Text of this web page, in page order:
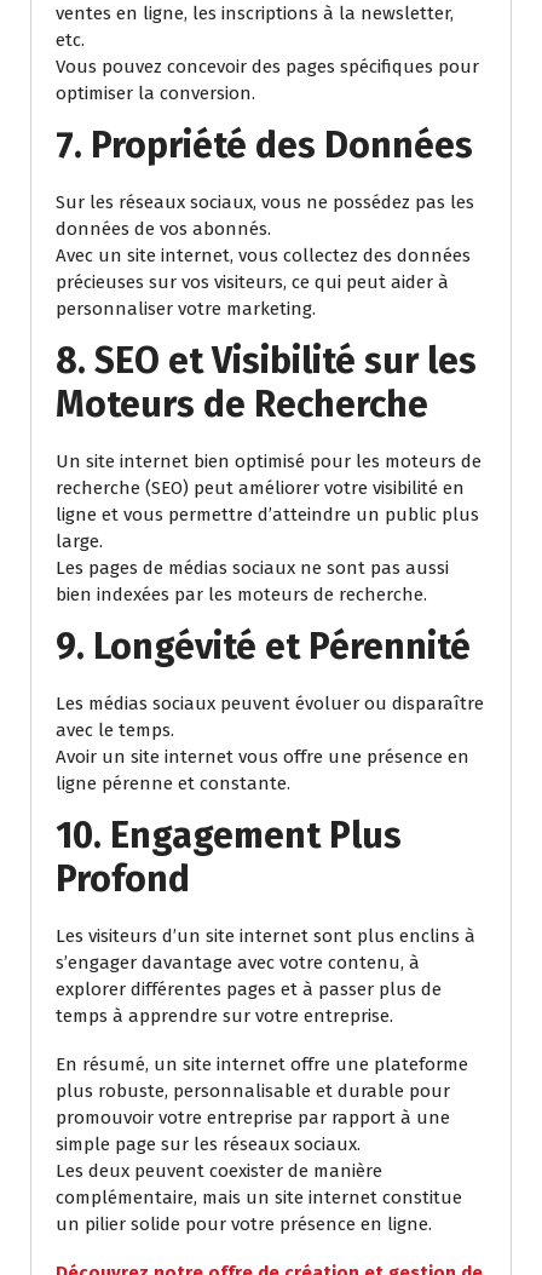
ventes en ligne, les inscriptions à la newsletter,
etc.
Vous pouvez concevoir des pages spécifiques pour
optimiser la conversion.
7. Propriété des Données
Sur les réseaux sociaux, vous ne possédez pas les
données de vos abonnés.
Avec un site internet, vous collectez des données
précieuses sur vos visiteurs, ce qui peut aider à
personnaliser votre marketing.
8. SEO et Visibilité sur les
Moteurs de Recherche
Un site internet bien optimisé pour les moteurs de
recherche (SEO) peut améliorer votre visibilité en
ligne et vous permettre d’atteindre un public plus
large.
Les pages de médias sociaux ne sont pas aussi
bien indexées par les moteurs de recherche.
9. Longévité et Pérennité
Les médias sociaux peuvent évoluer ou disparaître
avec le temps.
Avoir un site internet vous offre une présence en
ligne pérenne et constante.
10. Engagement Plus
Profond
Les visiteurs d’un site internet sont plus enclins à
s’engager davantage avec votre contenu, à
explorer différentes pages et à passer plus de
temps à apprendre sur votre entreprise.
En résumé, un site internet offre une plateforme
plus robuste, personnalisable et durable pour
promouvoir votre entreprise par rapport à une
simple page sur les réseaux sociaux.
Les deux peuvent coexister de manière
complémentaire, mais un site internet constitue
un pilier solide pour votre présence en ligne.